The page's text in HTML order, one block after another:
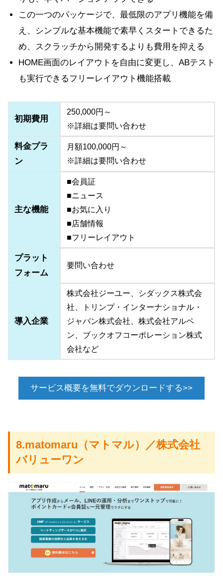
この一つのパッケージで、最低限のアプリ機能を備
え、シンプルな基本機能で素早くスタートできるた
め、スクラッチから開発するよりも費用を抑える
HOME画面のレイアウトを自由に変更し、ABテスト
も実行できるフリーレイアウト機能搭載
初期費用
250,000円～
※詳細は要問い合わせ
料金プラ
ン
月額100,000円～
※詳細は要問い合わせ
主な機能
■会員証
■ニュース
■お気に入り
■店舗情報
■フリーレイアウト
プラット
フォーム
要問い合わせ
導入企業
株式会社ジーユー、シダックス株式会
社、トリンプ・インターナショナル・
ジャパン株式会社、株式会社アルペ
ン、ブックオフコーポレーション株式
会社など
サービス概要を無料でダウンロードする>>
8.matomaru（マトマル）／株式会社
バリューワン